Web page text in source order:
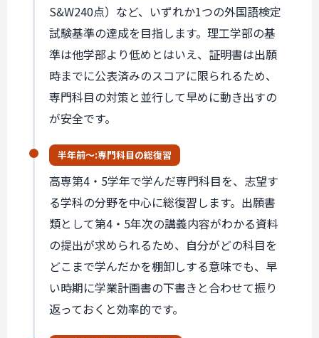
S&W240点）など、いずれか1つの外国語検定
試験基準の達成を目指します。理工学部の基
準は他学部より低めとはいえ、証明書は出願
時までに公表済みのスコアに限られるため、
専門科目の対策と並行して早めに動き出すの
が安全です。
半年前〜:専門科目の総復習
高専第4・5学年で学んだ専門科目を、志望す
る学科の分野を中心に総復習します。出願書
類として第4・5年次の講義内容がわかる資料
の提出が求められるため、自分がどの科目を
どこまで学んだかを棚卸しする意味でも、早
い時期に学業計画書の下書きと合わせて振り
返っておくと効率的です。